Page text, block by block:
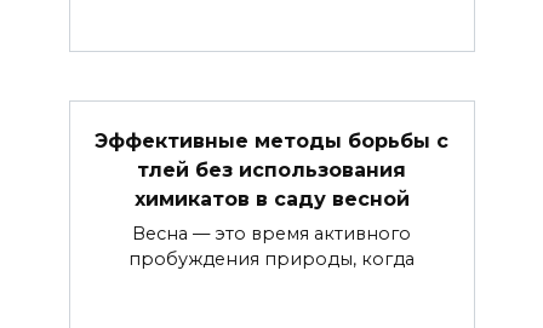
Эффективные методы борьбы с
тлей без использования
химикатов в саду весной
Весна — это время активного
пробуждения природы, когда